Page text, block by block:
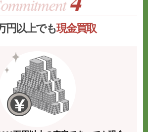
円以上でも現金買取